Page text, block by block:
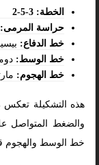
الخطة: 3-5-2
حراسة المرمى:
خط الدفاع:
خط الوسط:
خط الهجوم:
هذه التشكيلة تعكس
والضغط المتواصل
خط الوسط والهجوم